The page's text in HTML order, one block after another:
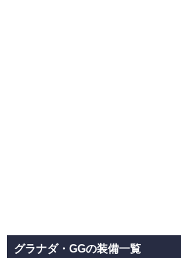
グラナダ・GGの装備一覧